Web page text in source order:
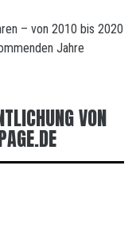
– von 2010 bis 2020
Jahre
VON